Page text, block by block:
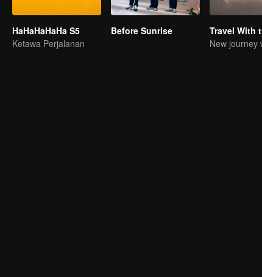
HaHaHaHaHa S5
Ketawa Perjalanan
Before Sunrise